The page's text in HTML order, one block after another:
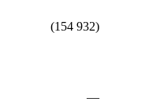
(154 932)
—